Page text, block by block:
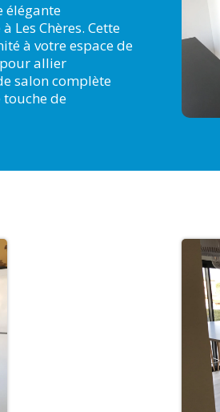
élégante
Les Chères. Cette
à votre espace de
pour allier
salon complète
de